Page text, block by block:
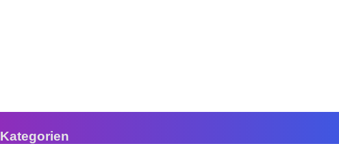
Kategorien